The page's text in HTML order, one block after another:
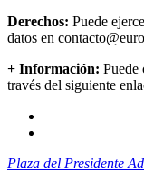
Derechos: Puede
datos en
+ Información: Puede
través del siguiente
Plaza del Presidente